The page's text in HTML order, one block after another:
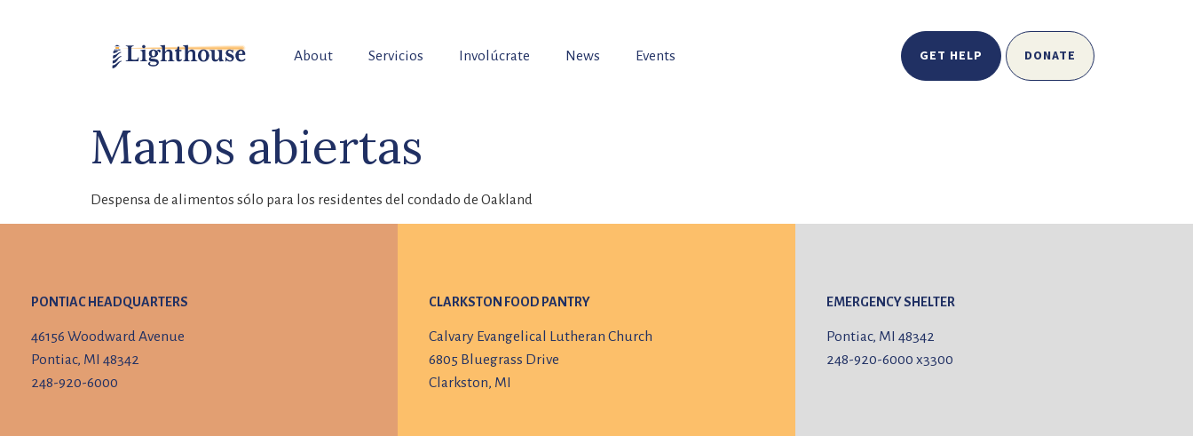
About Servicios Involúcrate News Events GET HELP DONATE
Manos abiertas
Despensa de alimentos sólo para los residentes del condado de Oakland
PONTIAC HEADQUARTERS
46156 Woodward Avenue
Pontiac, MI 48342
248-920-6000
CLARKSTON FOOD PANTRY
Calvary Evangelical Lutheran Church
6805 Bluegrass Drive
Clarkston, MI
EMERGENCY SHELTER
Pontiac, MI 48342
248-920-6000x3300